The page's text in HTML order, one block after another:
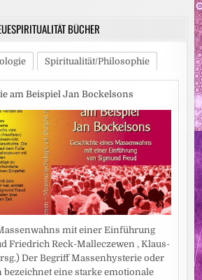
BÜCHER
Spiritualität/Philosophie
am Beispiel Jan Bockelsons
mit einer Einführung
Friedrich Reck-Malleczewen , Klaus-
Der Begriff Massenhysterie oder
bezeichnet eine starke emotionale